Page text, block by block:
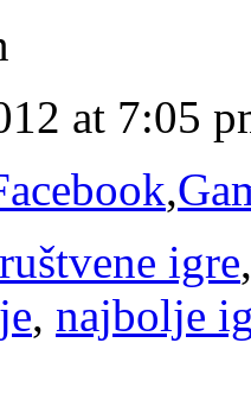
at 7:05
,
igre
, najbolje